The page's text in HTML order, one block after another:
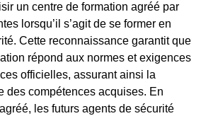
un centre de formation agréé par
lorsqu’il s’agit de se former en
Cette reconnaissance garantit que
répond aux normes et exigences
officielles, assurant ainsi la
des compétences acquises. En
les futurs agents de sécurité